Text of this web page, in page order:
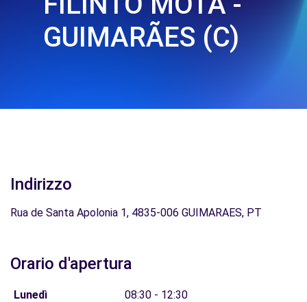
GUIMARÃES (C)
Indirizzo
Rua de Santa Apolonia 1, 4835-006 GUIMARAES, PT
Orario d'apertura
Lunedì
08:30 - 12:30